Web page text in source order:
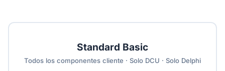
Standard Basic
Todos los componentes cliente · Solo DCU · Solo Delphi